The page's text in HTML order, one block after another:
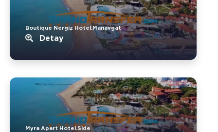
Boutique Nergiz Hotel.Manavgat
Detay
Myra Apart Hotel.Side